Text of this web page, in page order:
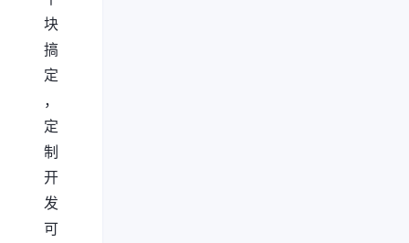
块
搞
定
，
定
制
开
发
可